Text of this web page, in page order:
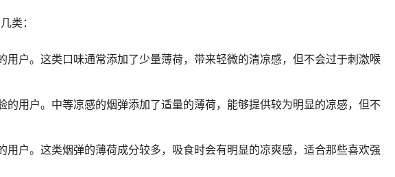
类：
用户。这类口味通常添加了少量薄荷，带来轻微的清凉感，但不会过于刺激喉
的用户。中等凉感的烟弹添加了适量的薄荷，能够提供较为明显的凉感，但不
用户。这类烟弹的薄荷成分较多，吸食时会有明显的凉爽感，适合那些喜欢强